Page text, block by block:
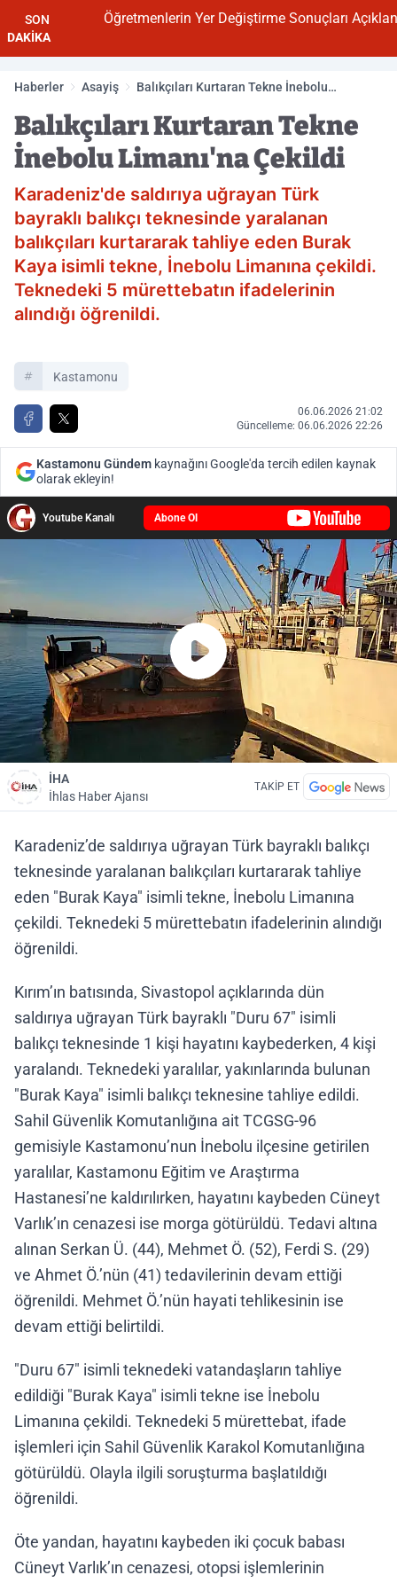
SON
DAKİKA
Öğretmenlerin Yer Değiştirme Sonuçları Açıklandı
Haberler Asayiş
Balıkçıları Kurtaran Tekne İnebolu
Balıkçıları Kurtaran Tekne
İnebolu Limanı'na Çekildi
Karadeniz'de saldırıya uğrayan Türk
bayraklı balıkçı teknesinde yaralanan
balıkçıları kurtararak tahliye eden Burak
Kaya isimli tekne, İnebolu Limanına çekildi.
Teknedeki 5 mürettebatın ifadelerinin
alındığı öğrenildi.
Kastamonu
06.06.2026 21:02
Güncelleme: 06.06.2026 22:26
Kastamonu Gündem kaynağını Google'da tercih edilen kaynak
olarak ekleyin!
Youtube Kanalı Abone Ol
İHA
İhlas Haber Ajansı
TAKİP ET
Karadeniz’de saldırıya uğrayan Türk bayraklı balıkçı
teknesinde yaralanan balıkçıları kurtararak tahliye
eden "Burak Kaya" isimli tekne, İnebolu Limanına
çekildi. Teknedeki 5 mürettebatın ifadelerinin alındığı
öğrenildi.
Kırım’ın batısında, Sivastopol açıklarında dün
saldırıya uğrayan Türk bayraklı "Duru 67" isimli
balıkçı teknesinde 1 kişi hayatını kaybederken, 4 kişi
yaralandı. Teknedeki yaralılar, yakınlarında bulunan
"Burak Kaya" isimli balıkçı teknesine tahliye edildi.
Sahil Güvenlik Komutanlığına ait TCGSG-96
gemisiyle Kastamonu’nun İnebolu ilçesine getirilen
yaralılar, Kastamonu Eğitim ve Araştırma
Hastanesi’ne kaldırılırken, hayatını kaybeden Cüneyt
Varlık’ın cenazesi ise morga götürüldü. Tedavi altına
alınan Serkan Ü. (44), Mehmet Ö. (52), Ferdi S. (29)
ve Ahmet Ö.’nün (41) tedavilerinin devam ettiği
öğrenildi. Mehmet Ö.’nün hayati tehlikesinin ise
devam ettiği belirtildi.
"Duru 67" isimli teknedeki vatandaşların tahliye
edildiği "Burak Kaya" isimli tekne ise İnebolu
Limanına çekildi. Teknedeki 5 mürettebat, ifade
işlemleri için Sahil Güvenlik Karakol Komutanlığına
götürüldü. Olayla ilgili soruşturma başlatıldığı
öğrenildi.
Öte yandan, hayatını kaybeden iki çocuk babası
Cüneyt Varlık’ın cenazesi, otopsi işlemlerinin